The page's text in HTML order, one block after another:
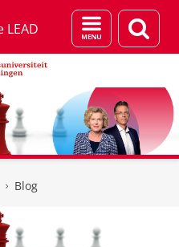
Menu
en
Blog